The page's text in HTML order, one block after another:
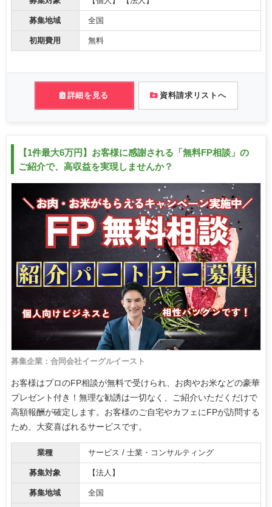
募集地域 全国
初期費用 無料
詳細を見る 資料請求リストへ
【1件最大6万円】お客様に感謝される「無料FP相談」の
ご紹介で、高収益を実現しませんか？
募集企業：合同会社イーグルイースト
お客様はプロのFP相談が無料で受けられ、お肉やお米などの豪華
プレゼント付き！無理な勧誘は一切なく、ご紹介いただくだけで
高額報酬が確定します。お客様のご自宅やカフェにFPが訪問する
ため、大変喜ばれるサービスです。
業種 サービス / 士業・コンサルティング
募集対象 【法人】
募集地域 全国